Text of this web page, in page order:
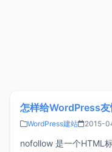
怎样给WordPress
WordPress建站 2015-
nofollow 是一个HTML